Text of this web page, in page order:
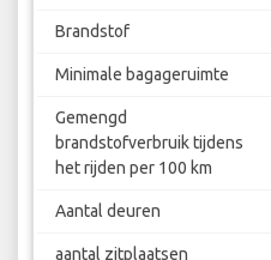
Brandstof
Minimale bagageruimte
Gemengd
brandstofverbruik tijdens
het rijden per 100 km
Aantal deuren
aantal zitplaatsen